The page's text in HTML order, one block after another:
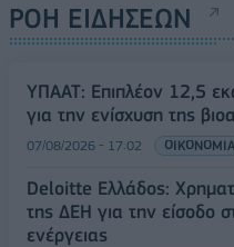
ΡΟΗ ΕΙΔΗΣΕΩΝ
ΥΠΑΑΤ: Επιπλέον 12,5
για την ενίσχυση της
07/08/2026 - 17:02 ΟΙΚΟΝΟΜΙΑ
Deloitte Ελλάδος:
της ΔΕΗ για την είσοδο
ενέργειας